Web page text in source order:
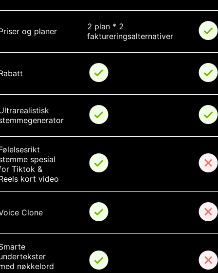
og planer
2 plan * 2
faktureringsalternativer
spesial
Tiktok &
kort video
Clone
nøkkelord